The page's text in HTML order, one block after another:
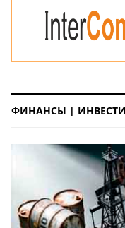
ФИНАНСЫ |